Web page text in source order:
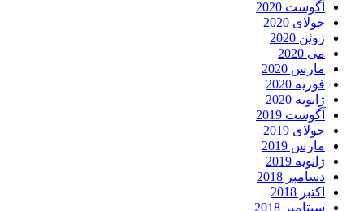
آگوست 2020
جولای 2020
ژوئن 2020
می 2020
مارس 2020
فوریه 2020
ژانویه 2020
آگوست 2019
جولای 2019
مارس 2019
ژانویه 2019
دسامبر 2018
اکتبر 2018
سپتامبر 2018